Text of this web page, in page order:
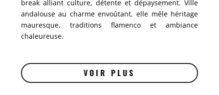
break alliant culture, détente et dépaysement. Ville
andalouse au charme envoûtant, elle mêle héritage
mauresque, traditions flamenco et ambiance
chaleureuse.
VOIR PLUS